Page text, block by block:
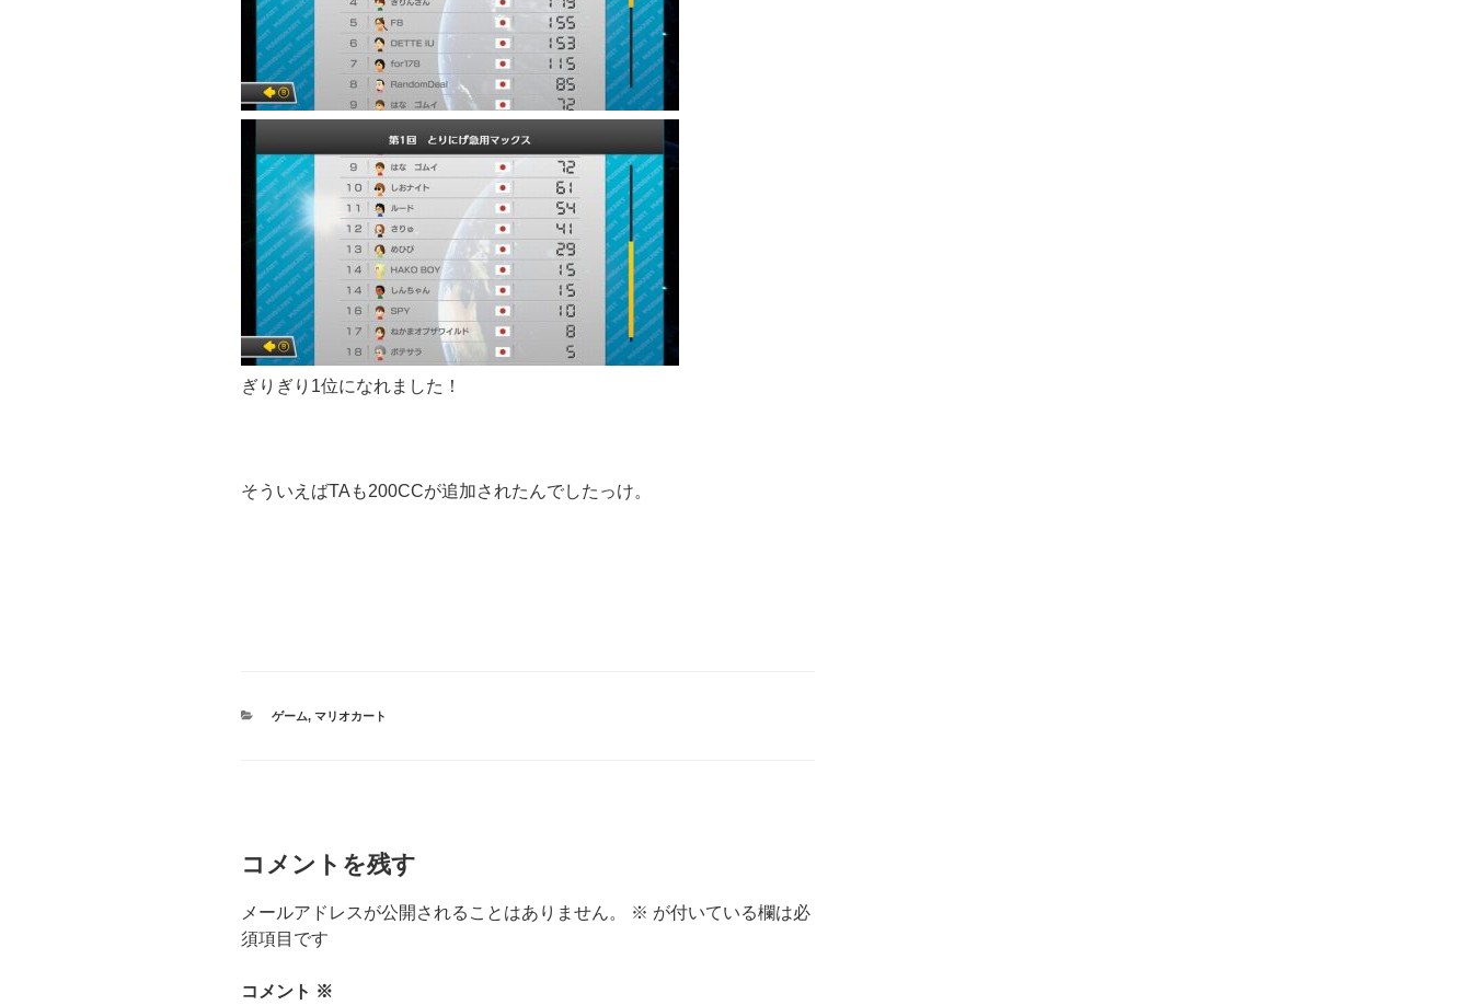
ぎりぎり1位になれました！
そういえばTAも200CCが追加されたんでしたっけ。
カ
ゲーム, マリオカート
コメントを残す
メールアドレスが公開されることはありません。 ※ が付いている欄は必
須項目です
コメント ※